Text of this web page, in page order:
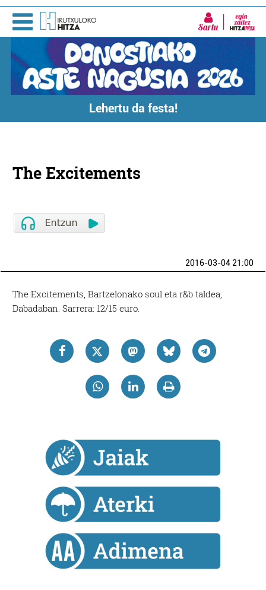
Sartu
Lehertu da festa!
The Excitements
2016-03-04 21:00
The Excitements, Bartzelonako soul eta r&b taldea,
Dabadaban. Sarrera: 12/15 euro.